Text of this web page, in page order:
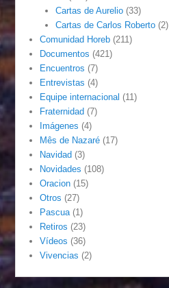
Cartas de Aurelio(33)
Cartas de Carlos Roberto(2)
Comunidad Horeb (211)
Documentos (421)
Encuentros (7)
Entrevistas (4)
Equipe internacional (11)
Fraternidad (7)
Imágenes (4)
Mês de Nazaré (17)
Navidad (3)
Novidades (108)
Oracion (15)
Otros (27)
Pascua (1)
Retiros (23)
Vídeos (36)
Vivencias (2)